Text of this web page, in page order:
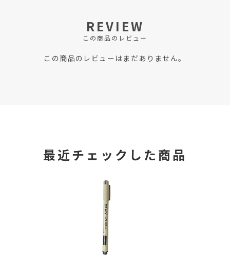
REVIEW
この商品のレビュー
この商品のレビューはまだありません。
最近チェックした商品